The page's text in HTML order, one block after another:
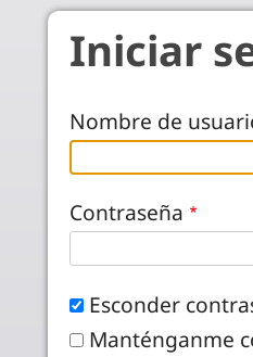
Pasar al contenido
Iniciar
Nombre de
Contraseña
Esconder
Manténganme